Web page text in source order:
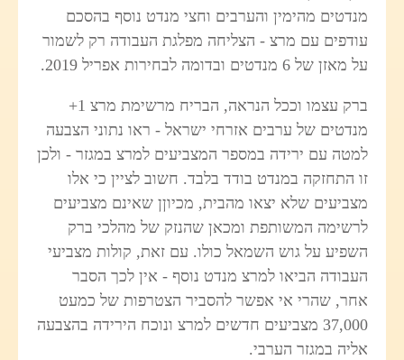
מנדטים מהימין והערבים וחצי מנדט נוסף בהסכם
עודפים עם מרצ - הצליחה מפלגת העבודה רק לשמור
על מאזן של 6 מנדטים ובדומה לבחירות אפריל 2019.
ברק עצמו וככל הנראה, הבריח מרשימת מרצ 1+
מנדטים של ערבים אזרחי ישראל - ראו נתוני הצבעה
למטה עם ירידה במספר המצביעים למרצ במגזר - ולכן
זו התחזקה במנדט בודד בלבד. חשוב לציין כי אלו
מצביעים שלא יצאו מהבית, מכיוןן שאינם מצביעים
לרשימה המשותפת ומכאן שהנזק של מהלכי ברק
השפיע על גוש השמאל כולו. עם זאת, קולות מצביעי
העבודה הביאו למרצ מנדט נוסף - אין לכך הסבר
אחר, שהרי אי אפשר להסביר הצטרפות של כמעט
37,000 מצביעים חדשים למרצ ונוכח הירידה בהצבעה
אליה במגזר הערבי.